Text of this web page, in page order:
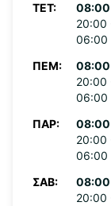
ΤΕΤ:
20:00
06:00
ΠΈΜ:
20:00
06:00
ΠΑΡ:
20:00
06:00
ΣΆΒ:
20:00